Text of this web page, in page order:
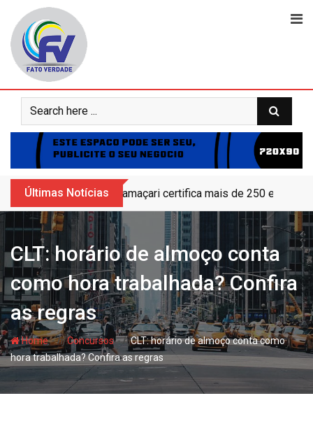
content
Últimas Notícias Camaçari certifica mais de 250
CLT: horário de almoço conta
como hora trabalhada? Confira
as regras
Home- hjConcursos- hjCLT: horário de almoço conta como
hora trabalhada? Confira as regras